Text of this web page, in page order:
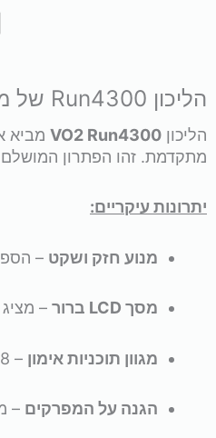
*הובלה
בחינם*
הליכון Run4300 של מותג VO2 עם הובלה בחינם
הליכון VO2 Run4300 מביא
מתקדמת. זהו הפתרון
יתרונות עיקריים:
מנוע חזק ושקט – הספק שיא של 7 כ"ס עם
מסך LCD ברור –
מגוון תוכניות אימון – 8 תוכניות מוכנות מראש ב־8 רמות קושי שונות + אפשרות לבניית תוכנית אישית.
הגנה על המפרקים –